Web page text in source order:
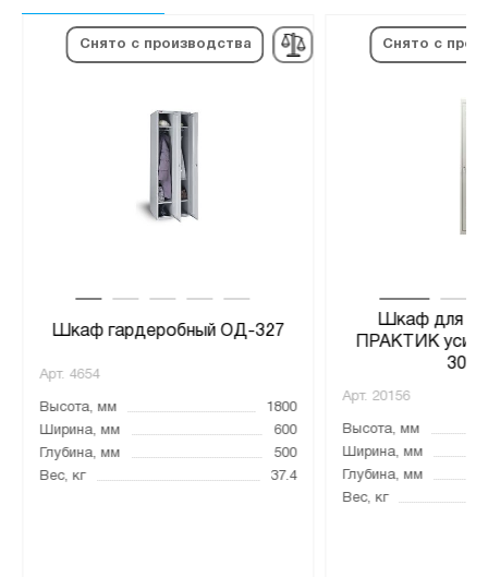
Снято с производства
Шкаф гардеробный ОД-327
Арт. 4654
Высота, мм
1800
Ширина, мм
600
Глубина, мм
500
Вес, кг
37.4
Снято с
Шкаф для
ПРАКТИК
Арт. 20156
Высота, мм
Ширина, мм
Глубина, мм
Вес, кг